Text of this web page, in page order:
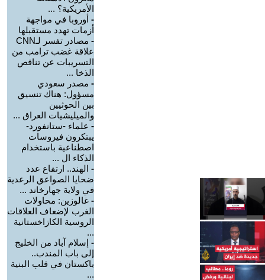
الأمريكية؟ ...
- أوروبا في مواجهة
أزمات تهدد مستقبلها
-
مصادر تفسر لـCNN
علاقة غضب ترامب من
التسريبات عن تناقص
الذخا ...
- مصدر سعودي
مسؤول: هناك تنسيق
بين الحوثيين
والميليشيات العراق ...
- علماء -ستانفورد-
يبتكرون فيروسات
اصطناعية باستخدام
الذكاء ال ...
- الهند.. ارتفاع عدد
ضحايا الصواعق الرعدية
في ولاية جهارخاند ...
- غالوزين: محاولات
الغرب لإضعاف العلاقات
الروسية الكازاخستانية
...
- إسلام آباد من الخليج
إلى باب المندب..
باكستان في قلب البنية
...